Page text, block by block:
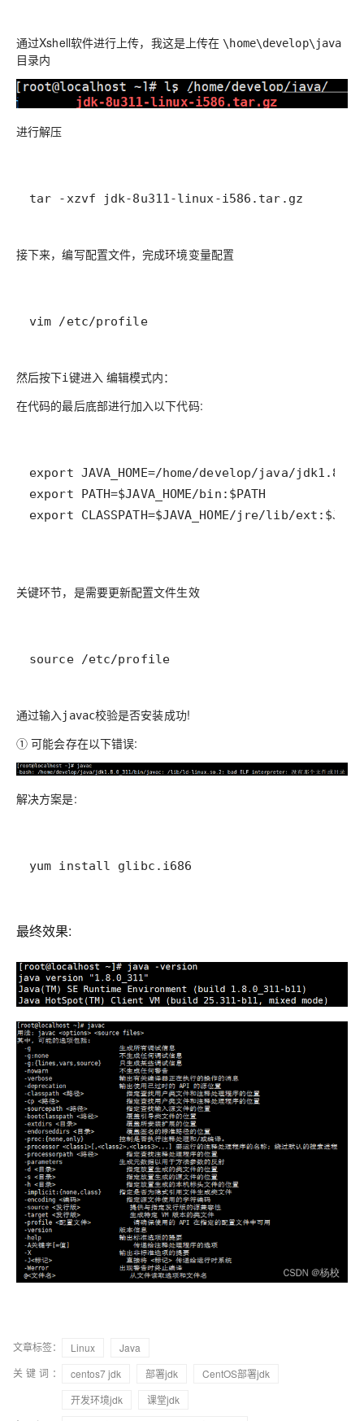
通过Xshell软件进行上传，我这是上传在 \home\develop\java
目录内
进行解压
tar -xzvf jdk-8u311-linux-i586.tar.gz
接下来，编写配置文件，完成环境变量配置
vim /etc/profile
然后按下i 键进入 编辑模式内：
在代码的最后底部进行加入以下代码:
关键环节，是需要更新配置文件生效
source /etc/profile
通过输入 javac校验是否安装成功!
① 可能会存在以下错误:
解决方案是:
yum install glibc.i686
最终效果:
文章标签： Linux
Java
关键词：
centos7 jdk 部署jdk
CentOS部署jdk
开发环境jdk
课堂jdk